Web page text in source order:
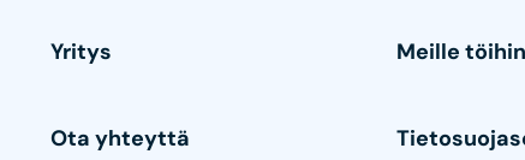
Yritys Meille töihin
Ota yhteyttä